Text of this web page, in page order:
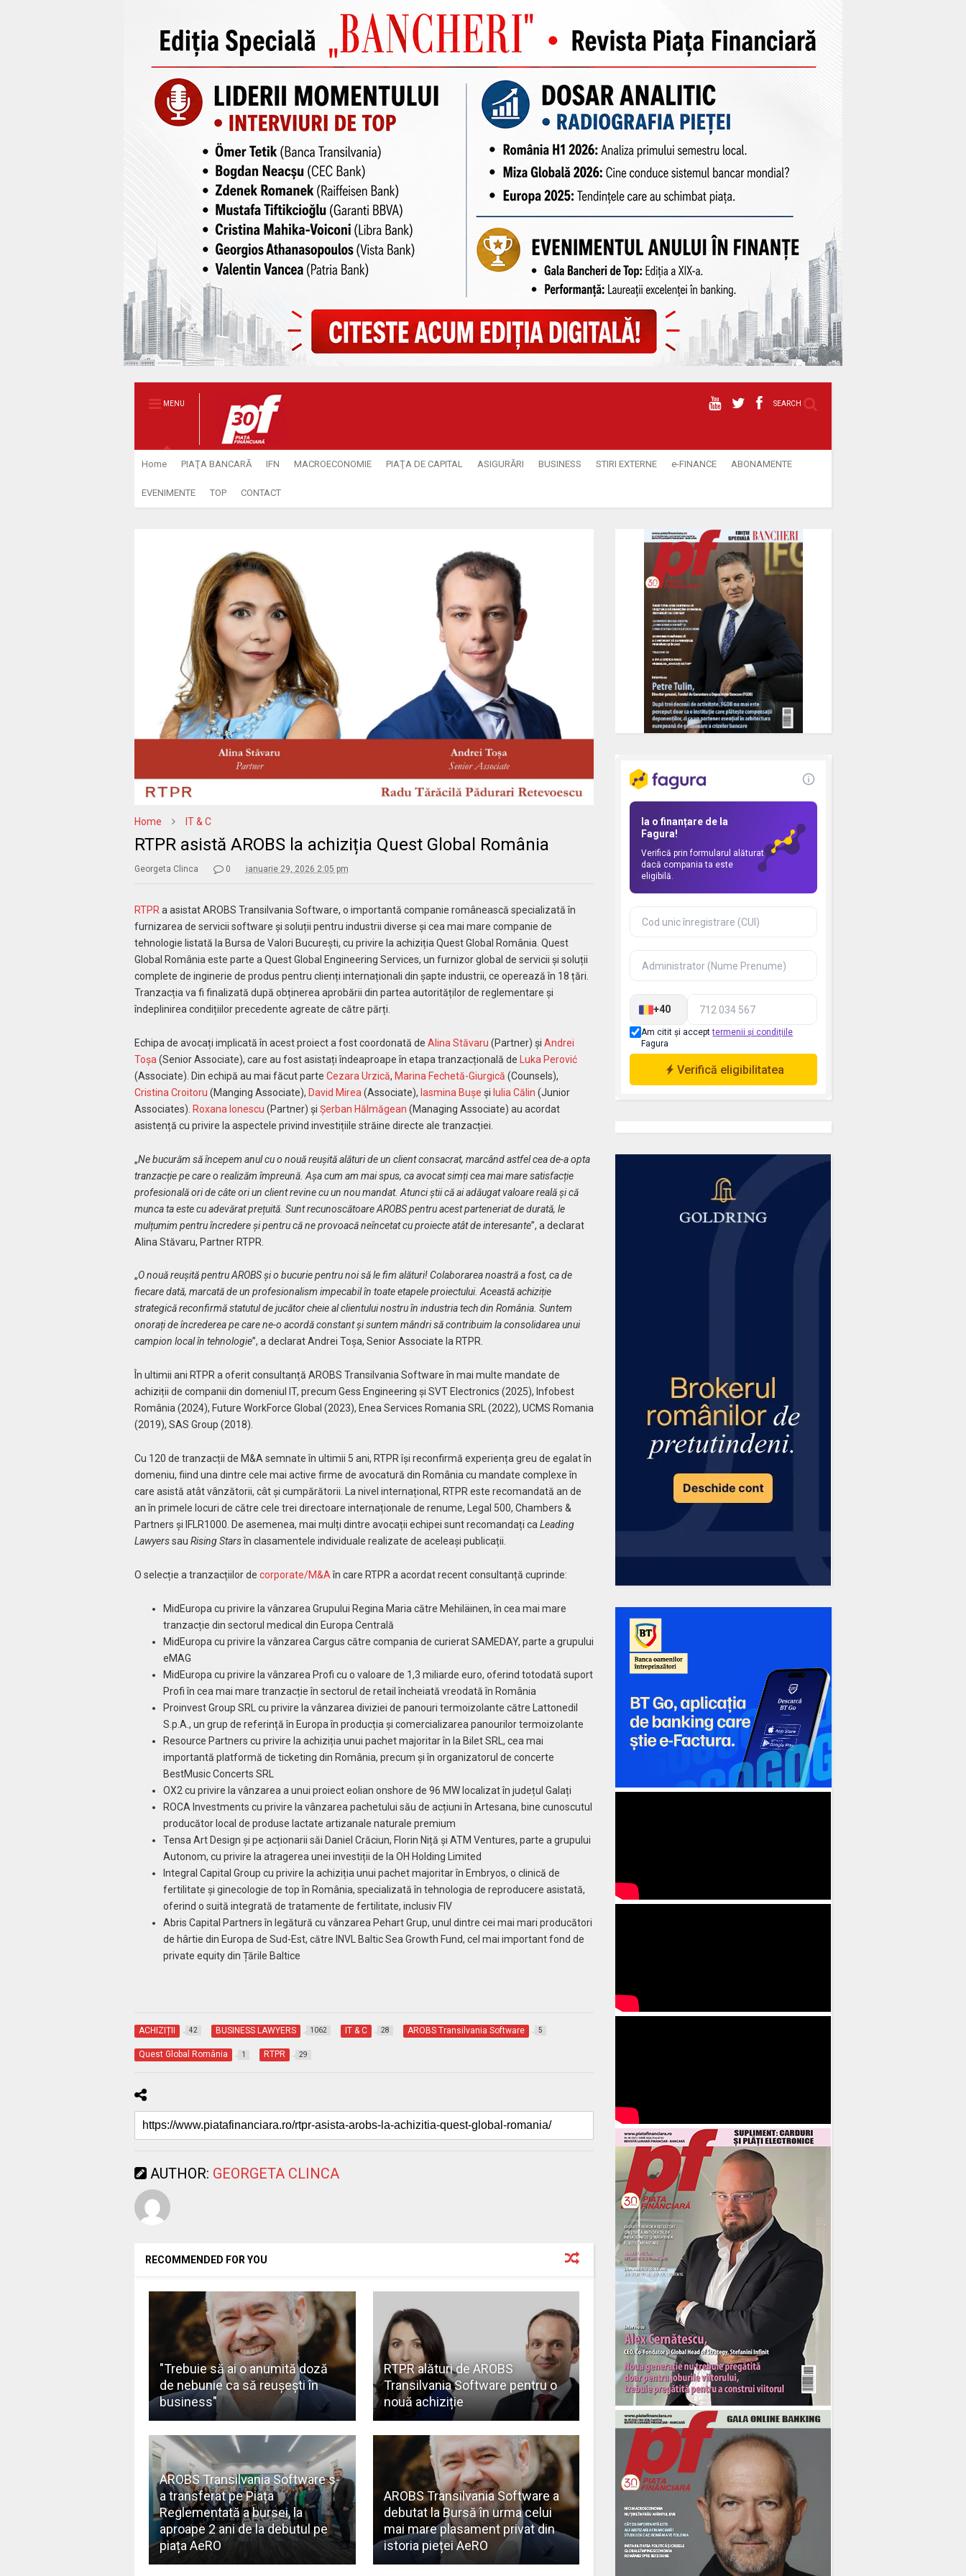
MENU SEARCH
Home PIAŢA BANCARĂ IFN MACROECONOMIE PIAŢA DE CAPITAL ASIGURĂRI BUSINESS STIRI EXTERNE e-FINANCE ABONAMENTE
EVENIMENTE TOP CONTACT
Home IT & C
RTPR asistă AROBS la achiziția Quest Global România
Georgeta Clinca 0 ianuarie 29, 2026 2:05 pm
RTPR a asistat AROBS Transilvania Software, o importantă companie românească specializată în
furnizarea de servicii software și soluții pentru industrii diverse și cea mai mare companie de
tehnologie listată la Bursa de Valori București, cu privire la achiziția Quest Global România. Quest
Global România este parte a Quest Global Engineering Services, un furnizor global de servicii și soluții
complete de inginerie de produs pentru clienți internaționali din șapte industrii, ce operează în 18 țări.
Tranzacția va fi finalizată după obținerea aprobării din partea autorităților de reglementare și
îndeplinirea condițiilor precedente agreate de către părți.
Echipa de avocați implicată în acest proiect a fost coordonată de Alina Stăvaru (Partner) și Andrei
Toșa (Senior Associate), care au fost asistați îndeaproape în etapa tranzacțională de
Luka Perović
(Associate). Din echipă au mai făcut parte Cezara Urzică, Marina Fechetă-Giurgică (Counsels),
Cristina Croitoru (Manging Associate), David Mirea (Associate), Iasmina Bușe și Iulia Călin (Junior
Associates). Roxana Ionescu (Partner) și Șerban Hălmăgean (Managing Associate) au acordat
asistență cu privire la aspectele privind investițiile străine directe ale tranzacției.
„Ne bucurăm să începem anul cu o nouă reușită alături de un client consacrat, marcând astfel cea de-a opta
tranzacție pe care o realizăm împreună. Așa cum am mai spus, ca avocat simți cea mai mare satisfacție
profesională ori de câte ori un client revine cu un nou mandat. Atunci știi că ai adăugat valoare reală și că
munca ta este cu adevărat prețuită. Sunt recunoscătoare AROBS pentru acest parteneriat de durată, le
mulțumim pentru încredere și pentru că ne provoacă neîncetat cu proiecte atât de interesante”, a declarat
Alina Stăvaru, Partner RTPR.
„O nouă reușită pentru AROBS și o bucurie pentru noi să le fim alături! Colaborarea noastră a fost, ca de
fiecare dată, marcată de un profesionalism impecabil în toate etapele proiectului. Această achiziție
strategică reconfirmă statutul de jucător cheie al clientului nostru în industria tech din România. Suntem
onorați de încrederea pe care ne-o acordă constant și suntem mândri să contribuim la consolidarea unui
campion local în tehnologie”, a declarat Andrei Toșa, Senior Associate la RTPR.
În ultimii ani RTPR a oferit consultanță AROBS Transilvania Software în mai multe mandate de
achiziții de companii din domeniul IT, precum Gess Engineering și SVT Electronics (2025), Infobest
România (2024), Future WorkForce Global (2023), Enea Services Romania SRL (2022), UCMS Romania
(2019), SAS Group (2018).
Cu 120 de tranzacții de M&A semnate în ultimii 5 ani, RTPR își reconfirmă experiența greu de egalat în
domeniu, fiind una dintre cele mai active firme de avocatură din România cu mandate complexe în
care asistă atât vânzătorii, cât și cumpărătorii. La nivel internațional, RTPR este recomandată an de
an în primele locuri de către cele trei directoare internaționale de renume, Legal 500, Chambers &
Partners și IFLR1000. De asemenea, mai mulți dintre avocații echipei sunt recomandați ca Leading
Lawyerssau Rising Starsîn clasamentele individuale realizate de aceleași publicații.
O selecție a tranzacțiilor de corporate/M&Aîn care RTPR a acordat recent consultanță cuprinde:
MidEuropa cu privire la vânzarea Grupului Regina Maria către Mehiläinen, în cea mai mare
tranzacție din sectorul medical din Europa Centrală
MidEuropa cu privire la vânzarea Cargus către compania de curierat SAMEDAY, parte a grupului
eMAG
MidEuropa cu privire la vânzarea Profi cu o valoare de 1,3 miliarde euro, oferind totodată suport
Profi în cea mai mare tranzacție în sectorul de retail încheiată vreodată în România
Proinvest Group SRL cu privire la vânzarea diviziei de panouri termoizolante către Lattonedil
S.p.A., un grup de referință în Europa în producția și comercializarea panourilor termoizolante
Resource Partners cu privire la achiziția unui pachet majoritar în Ia Bilet SRL, cea mai
importantă platformă de ticketing din România, precum și în organizatorul de concerte
BestMusic Concerts SRL
OX2 cu privire la vânzarea a unui proiect eolian onshore de 96 MW localizat în județul Galați
ROCA Investments cu privire la vânzarea pachetului său de acțiuni în Artesana, bine cunoscutul
producător local de produse lactate artizanale naturale premium
Tensa Art Design și pe acționarii săi Daniel Crăciun, Florin Niță și ATM Ventures, parte a grupului
Autonom, cu privire la atragerea unei investiții de la OH Holding Limited
Integral Capital Group cu privire la achiziția unui pachet majoritar în Embryos, o clinică de
fertilitate și ginecologie de top în România, specializată în tehnologia de reproducere asistată,
oferind o suită integrată de tratamente de fertilitate, inclusiv FIV
Abris Capital Partners în legătură cu vânzarea Pehart Grup, unul dintre cei mai mari producători
de hârtie din Europa de Sud-Est, către INVL Baltic Sea Growth Fund, cel mai important fond de
private equity din Țările Baltice
ACHIZIȚII 42 BUSINESS LAWYERS 1062 IT & C 28 AROBS Transilvania Software 5
Quest Global România 1 RTPR 29
AUTHOR: GEORGETA CLINCA
RECOMMENDED FOR YOU
"Trebuie să ai o anumită doză
de nebunie ca să reuşeşti în
business"
RTPR alături de AROBS
Transilvania Software pentru o
nouă achiziție
AROBS Transilvania Software s-
a transferat pe Piața
Reglementată a bursei, la
aproape 2 ani de la debutul pe
piața AeRO
AROBS Transilvania Software a
debutat la Bursă în urma celui
mai mare plasament privat din
istoria pieței AeRO